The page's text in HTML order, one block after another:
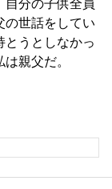
自分の子供全員
の世話をしてい
とうとしなかっ
親父だ。